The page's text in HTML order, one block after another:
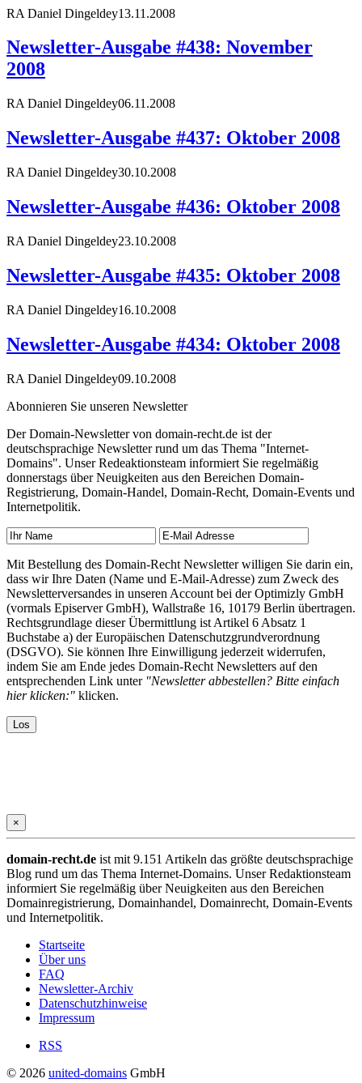
RA Daniel Dingeldey13.11.2008
Newsletter-Ausgabe #438: November
2008
RA Daniel Dingeldey06.11.2008
Newsletter-Ausgabe #437: Oktober 2008
RA Daniel Dingeldey30.10.2008
Newsletter-Ausgabe #436: Oktober 2008
RA Daniel Dingeldey23.10.2008
Newsletter-Ausgabe #435: Oktober 2008
RA Daniel Dingeldey16.10.2008
Newsletter-Ausgabe #434: Oktober 2008
RA Daniel Dingeldey09.10.2008
Abonnieren Sie unseren Newsletter
Der Domain-Newsletter von domain-recht.de ist der
deutschsprachige Newsletter rund um das Thema "Internet-
Domains". Unser Redeaktionsteam informiert Sie regelmäßig
donnerstags über Neuigkeiten aus den Bereichen Domain-
Registrierung, Domain-Handel, Domain-Recht, Domain-Events und
Internetpolitik.
Mit Bestellung des Domain-Recht Newsletter willigen Sie darin ein,
dass wir Ihre Daten (Name und E-Mail-Adresse) zum Zweck des
Newsletterversandes in unseren Account bei der Optimizly GmbH
(vormals Episerver GmbH), Wallstraße 16, 10179 Berlin übertragen.
Rechtsgrundlage dieser Übermittlung ist Artikel 6 Absatz 1
Buchstabe a) der Europäischen Datenschutzgrundverordnung
(DSGVO). Sie können Ihre Einwilligung jederzeit widerrufen,
indem Sie am Ende jedes Domain-Recht Newsletters auf den
entsprechenden Link unter "Newsletter abbestellen? Bitte einfach
hier klicken:" klicken.
×
domain-recht.de ist mit 9.151 Artikeln das größte deutschsprachige
Blog rund um das Thema Internet-Domains. Unser Redaktionsteam
informiert Sie regelmäßig über Neuigkeiten aus den Bereichen
Domainregistrierung, Domainhandel, Domainrecht, Domain-Events
und Internetpolitik.
Startseite
Über uns
FAQ
Newsletter-Archiv
Datenschutzhinweise
Impressum
RSS
© 2026 united-domains GmbH